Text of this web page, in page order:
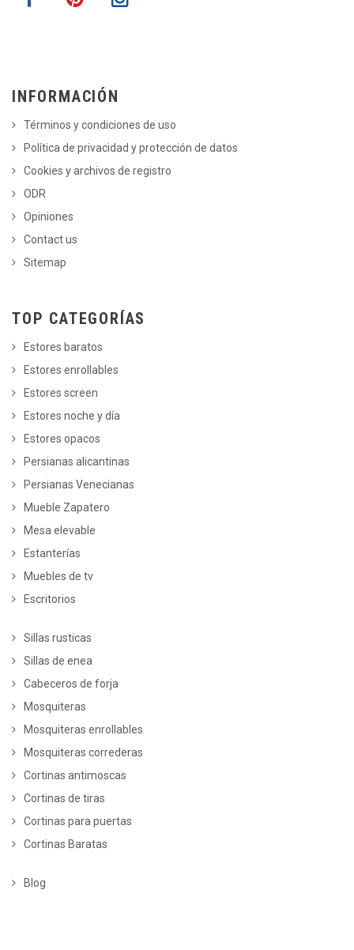
INFORMACIÓN
Términos y condiciones de uso
Política de privacidad y protección de datos
Cookies y archivos de registro
ODR
Opiniones
Contact us
Sitemap
TOP CATEGORÍAS
Estores baratos
Estores enrollables
Estores screen
Estores noche y día
Estores opacos
Persianas alicantinas
Persianas Venecianas
Mueble Zapatero
Mesa elevable
Estanterías
Muebles de tv
Escritorios
Sillas rusticas
Sillas de enea
Cabeceros de forja
Mosquiteras
Mosquiteras enrollables
Mosquiteras correderas
Cortinas antimoscas
Cortinas de tiras
Cortinas para puertas
Cortinas Baratas
Blog